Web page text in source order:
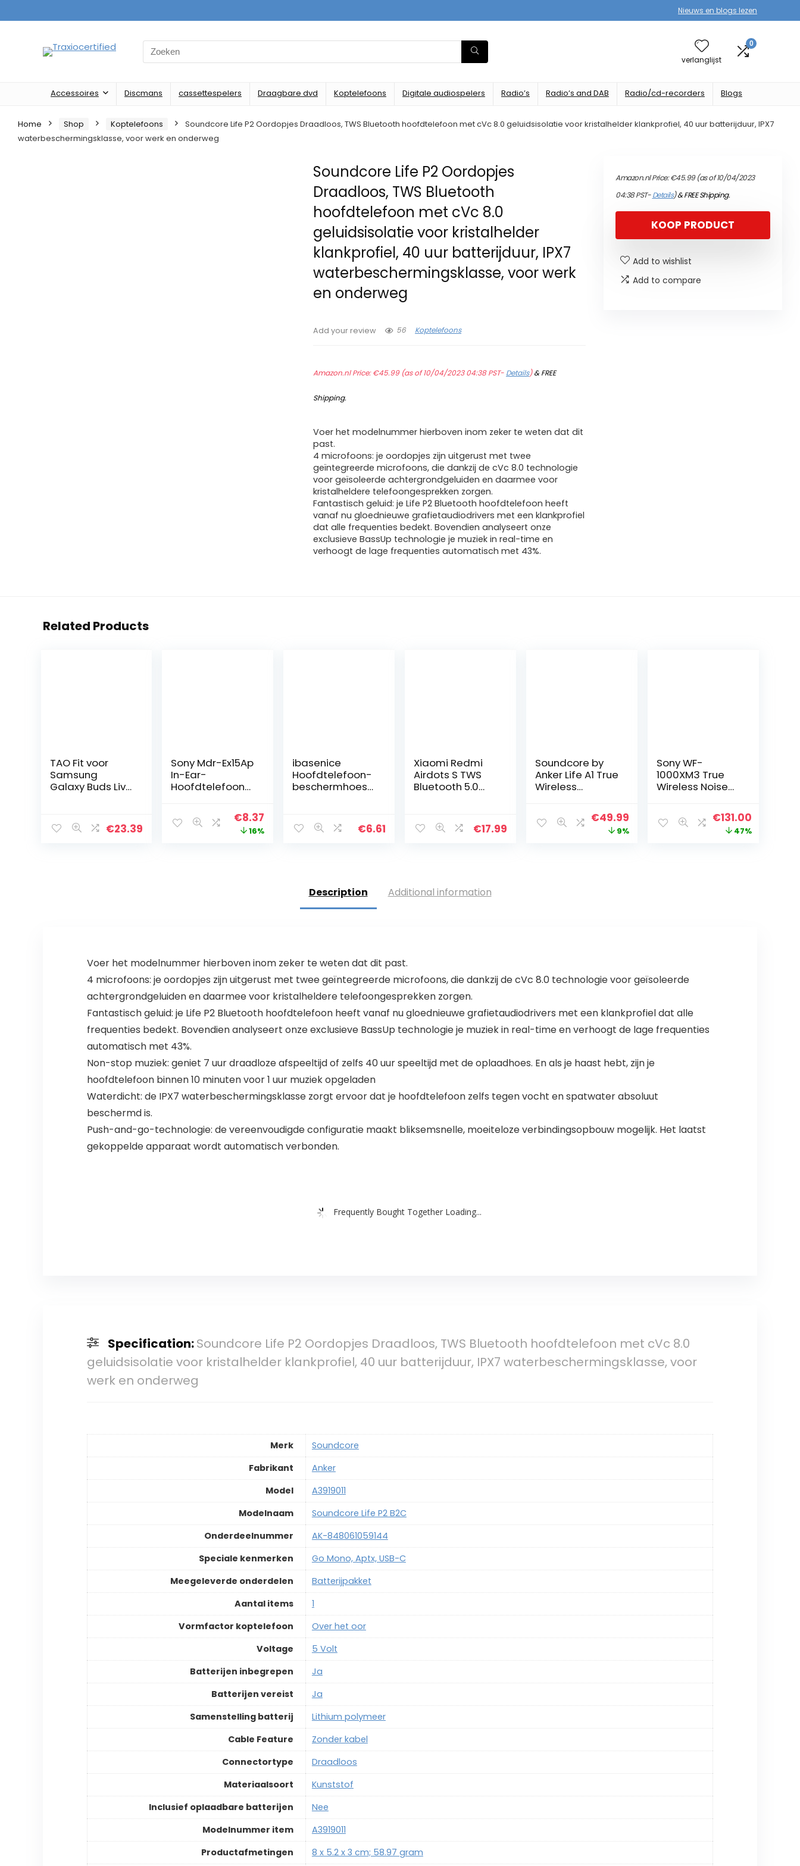
Nieuws en blogs lezen
Search
for:
verlanglijst
0
Accessoires Discmans cassettespelers Draagbare dvd Koptelefoons Digitale audiospelers Radio’s Radio’s and DAB Radio/cd-recorders Blogs
Home Shop Koptelefoons
Soundcore Life P2 Oordopjes Draadloos, TWS Bluetooth hoofdtelefoon met cVc 8.0 geluidsisolatie voor kristalhelder klankprofiel, 40 uur batterijduur, IPX7
waterbeschermingsklasse, voor werk en onderweg
Soundcore Life P2 Oordopjes
Draadloos, TWS Bluetooth
hoofdtelefoon met cVc 8.0
geluidsisolatie voor kristalhelder
klankprofiel, 40 uur batterijduur, IPX7
waterbeschermingsklasse, voor werk
en onderweg
Add your review 56 Koptelefoons
Amazon.nl Price:€45.99(as of 10/04/2023 04:38 PST- Details)&FREE
Shipping.
Voer het modelnummer hierboven inom zeker te weten dat dit
past.
4 microfoons: je oordopjes zijn uitgerust met twee
geïntegreerde microfoons, die dankzij de cVc 8.0 technologie
voor geïsoleerde achtergrondgeluiden en daarmee voor
kristalheldere telefoongesprekken zorgen.
Fantastisch geluid: je Life P2 Bluetooth hoofdtelefoon heeft
vanaf nu gloednieuwe grafietaudiodrivers met een klankprofiel
dat alle frequenties bedekt. Bovendien analyseert onze
exclusieve BassUp technologie je muziek in real-time en
verhoogt de lage frequenties automatisch met 43%.
Amazon.nl Price:€45.99(as of 10/04/2023
04:38 PST-Details)&FREE Shipping.
KOOP PRODUCT
Add to wishlist
Add to compare
Related Products
TAO Fit voor
Samsung
Galaxy Buds Live
Stickers
Draadloze €23.39
Sony Mdr-Ex15Ap
In-Ear-
Hoofdtelefoon
Headsetfunctie,
GeïntegreerdeOriginal
price
€8.37
price
16%
ibasenice
Hoofdtelefoon-
beschermhoes
draadloze
koptelefoon
oordopjes
oordopjes
€6.61
Xiaomi Redmi
Airdots S TWS
Bluetooth 5.0
microfoon
handsfree zwart
€17.99
Soundcore by
Anker Life A1 True
Wireless
aangepastOriginal
price
€49.99 Current
price
9%
Sony WF-
1000XM3 True
Wireless Noise
Bluetooth, Original
price
€131.00
price
47%
Description Additional information
Voer het modelnummer hierboven inom zeker te weten dat dit past.
4 microfoons: je oordopjes zijn uitgerust met twee geïntegreerde microfoons, die dankzij de cVc 8.0 technologie voor geïsoleerde
achtergrondgeluiden en daarmee voor kristalheldere telefoongesprekken zorgen.
Fantastisch geluid: je Life P2 Bluetooth hoofdtelefoon heeft vanaf nu gloednieuwe grafietaudiodrivers met een klankprofiel dat alle
frequenties bedekt. Bovendien analyseert onze exclusieve BassUp technologie je muziek in real-time en verhoogt de lage frequenties
automatisch met 43%.
Non-stop muziek: geniet 7 uur draadloze afspeeltijd of zelfs 40 uur speeltijd met de oplaadhoes. En als je haast hebt, zijn je
hoofdtelefoon binnen 10 minuten voor 1 uur muziek opgeladen
Waterdicht: de IPX7 waterbeschermingsklasse zorgt ervoor dat je hoofdtelefoon zelfs tegen vocht en spatwater absoluut
beschermd is.
Push-and-go-technologie: de vereenvoudigde configuratie maakt bliksemsnelle, moeiteloze verbindingsopbouw mogelijk. Het laatst
gekoppelde apparaat wordt automatisch verbonden.
Frequently Bought Together Loading...
Specification:Soundcore Life P2 Oordopjes Draadloos, TWS Bluetooth hoofdtelefoon met cVc 8.0
geluidsisolatie voor kristalhelder klankprofiel, 40 uur batterijduur, IPX7 waterbeschermingsklasse, voor
werk en onderweg
Merk
‎Soundcore
Fabrikant
‎Anker
Model
‎A3919011
Modelnaam
‎Soundcore Life P2 B2C
Onderdeelnummer
‎AK-848061059144
Speciale kenmerken
‎Go Mono, Aptx, USB-C
Meegeleverde onderdelen
‎Batterijpakket
Aantal items
‎1
Vormfactor koptelefoon
‎Over het oor
Voltage
‎5 Volt
Batterijen inbegrepen
‎Ja
Batterijen vereist
‎Ja
Samenstelling batterij
‎Lithium polymeer
Cable Feature
‎Zonder kabel
Connectortype
‎Draadloos
Materiaalsoort
‎Kunststof
Inclusief oplaadbare batterijen
‎Nee
Modelnummer item
‎A3919011
Productafmetingen
‎8 x 5.2 x 3 cm; 58.97 gram